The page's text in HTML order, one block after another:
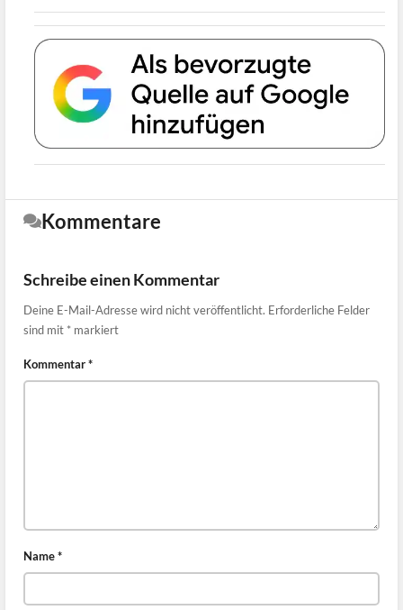
Kommentare
Schreibe einen Kommentar
Deine E-Mail-Adresse wird nicht veröffentlicht. Erforderliche Felder
sind mit * markiert
Kommentar*
Name*